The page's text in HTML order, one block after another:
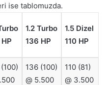
ise tablomuzda.
1.2 Turbo
136 HP
1.5 Dizel
110 HP
136 (100)
@ 5.500
110 (81)
@ 3.500